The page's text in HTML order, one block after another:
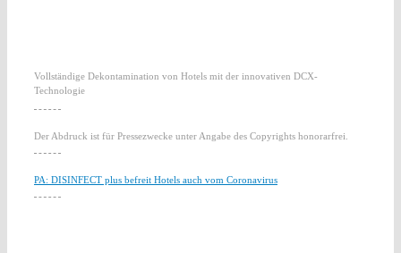
Vollständige Dekontamination von Hotels mit der innovativen DCX-
Technologie
Der Abdruck ist für Pressezwecke unter Angabe des Copyrights honorarfrei.
PA: DISINFECT plus befreit Hotels auch vom Coronavirus